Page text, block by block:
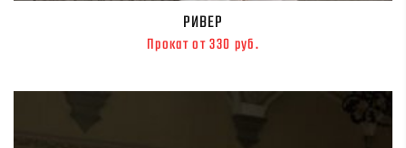
РИВЕР
Прокат от 330 руб.